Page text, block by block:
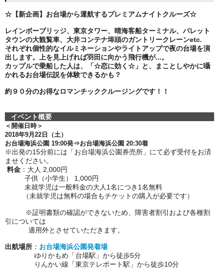
☆【新企画】お台場から運航するプレミアムナイトクルーズ☆
レインボーブリッジ、東京タワー、晴海客船ターミナル、パレット
タウンの大観覧車、大井コンテナ埠頭のガントリークレーンetc.
それぞれ個性的なイルミネーションやライトアップで夜の台場を演
出します。上を見上げれば羽田に向かう飛行機が...。
カップルで乗船した人は、「☆恋に効く☆」と、まことしやかに囁
かれるお台場伝説を体験できるかも？
約９０分のお得なロマンチッククルージングです！！
イベント概要
＜開催日時＞
2018年9月22日（土）
お台場海浜公園 19:00発⇒お台場海浜公園 20:30着
※出発の15分前には「お台場海浜公園券売所」にて必ず受付をお済
ませください。
料金 ：大人 2,000円
子供（小学生） 1,000円
未就学児は一般料金の大人1名につき1名無料
（未就学児は無料の場合もチケットの購入が必要です）
※証明書類の確認ができないため、障害者割引および各種割
引については
適用外とさせていただきます。
出航場所 ： お台場海浜公園発着場
ゆりかもめ「台場駅」から徒歩5分
りんかい線「東京テレポート駅」から徒歩10分